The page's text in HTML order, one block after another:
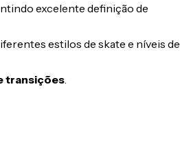
excelente definição de
estilos de skate e níveis de
transições